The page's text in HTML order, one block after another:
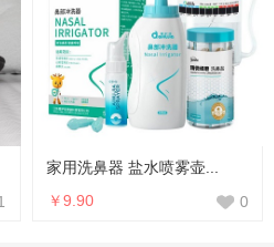
家用洗鼻器 盐水喷雾壶...
￥9.90
0